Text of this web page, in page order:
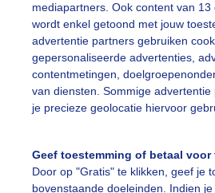
mediapartners. Ook content van
wordt enkel getoond met jouw
advertentie partners gebruiken
gepersonaliseerde advertenties,
contentmetingen,
van diensten. Sommige
je precieze geolocatie hiervoor
Geef toestemming of betaal voor
Door op "Gratis" te klikken, geef je
bovenstaande doeleinden. Indien
Erica van Leeuwen-de Bruijn